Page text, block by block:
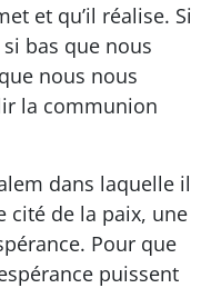
et qu’il réalise. Si
bas que nous
nous nous
la communion
dans laquelle il
cité de la paix, une
Pour que
puissent